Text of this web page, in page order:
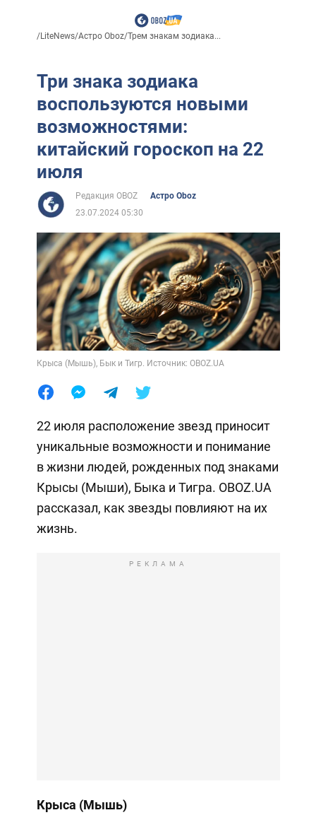
/LiteNews/Астро Oboz/Трем знакам зодиака...
Три знака зодиака
воспользуются новыми
возможностями:
китайский гороскоп на 22
июля
Редакция OBOZ
Астро Oboz
23.07.2024 05:30
Крыса (Мышь), Бык и Тигр. Источник: OBOZ.UA
22 июля расположение звезд приносит
уникальные возможности и понимание
в жизни людей, рожденных под знаками
Крысы (Мыши), Быка и Тигра. OBOZ.UA
рассказал, как звезды повлияют на их
жизнь.
РЕКЛАМА
Крыса (Мышь)